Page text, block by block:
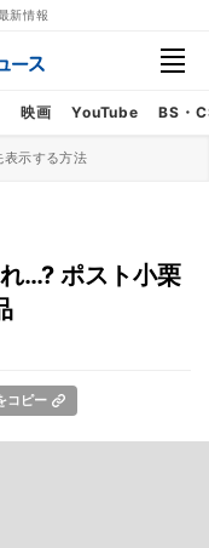
新情報
映画 YouTube BS・
示する方法
…? ポスト小栗
コピー